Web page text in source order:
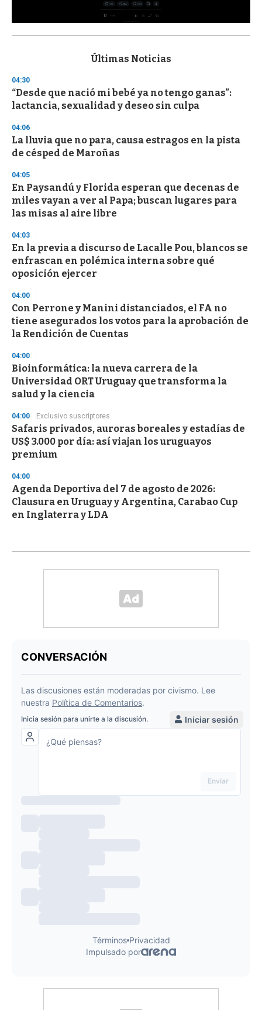
s
d
s
o
f
3
s
e
c
n
d
Últimas Noticias
04:30
“Desde que nació mi bebé ya no tengo ganas”:
lactancia, sexualidad y deseo sin culpa
04:06
La lluvia que no para, causa estragos en la pista
de césped de Maroñas
04:05
En Paysandú y Florida esperan que decenas de
miles vayan a ver al Papa; buscan lugares para
las misas al aire libre
04:03
En la previa a discurso de Lacalle Pou, blancos se
enfrascan en polémica interna sobre qué
oposición ejercer
04:00
Con Perrone y Manini distanciados, el FA no
tiene asegurados los votos para la aprobación de
la Rendición de Cuentas
04:00
Bioinformática: la nueva carrera de la
Universidad ORT Uruguay que transforma la
salud y la ciencia
04:00 Exclusivo suscriptores
Safaris privados, auroras boreales y estadías de
US$ 3.000 por día: así viajan los uruguayos
premium
04:00
Agenda Deportiva del 7 de agosto de 2026:
Clausura en Uruguay y Argentina, Carabao Cup
en Inglaterra y LDA